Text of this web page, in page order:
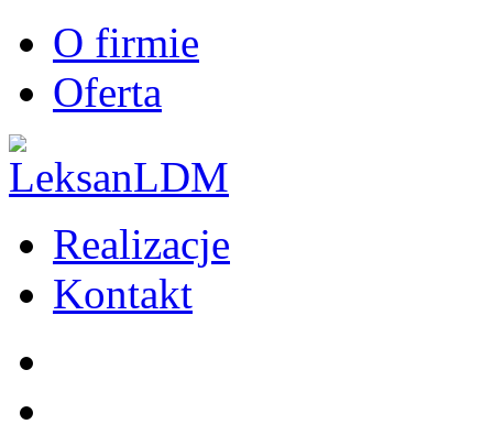
O firmie
Oferta
Realizacje
Kontakt